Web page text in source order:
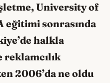
University of
eğitimi sonrasında
halkla
2006’da ne oldu